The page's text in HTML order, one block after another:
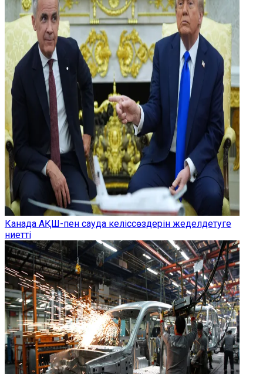
Канада АҚШ-пен сауда келіссөздерін жеделдетуге
ниетті